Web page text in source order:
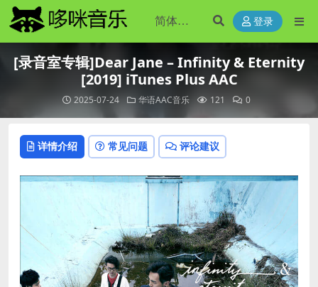
登录
[录音室专辑]Dear Jane – Infinity & Eternity
[2019] iTunes Plus AAC
2025-07-24 华语AAC音乐 121 0
详情介绍 常见问题 评论建议